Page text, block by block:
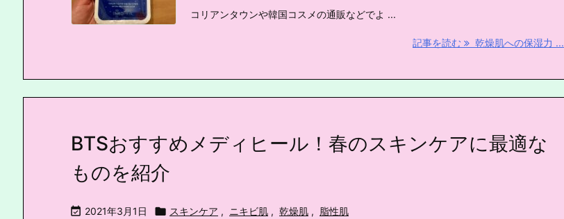
コリアンタウンや韓国コスメの通販などでよ ...
記事を読む 乾燥肌への保湿力 ...
BTSおすすめメディヒール！春のスキンケアに最適な
ものを紹介
 2021年3月1日  スキンケア , ニキビ肌 , 乾燥肌 , 脂性肌